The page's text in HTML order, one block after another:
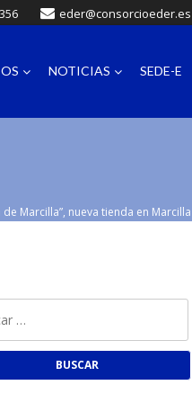
eder@consorcioeder.es
NOTICIAS SEDE-E
de Marcilla”, nueva tienda en Marcilla